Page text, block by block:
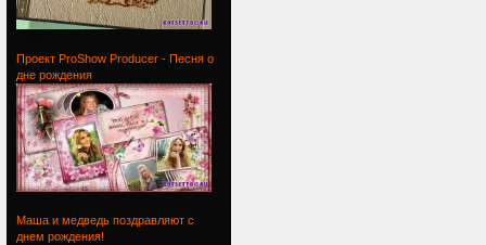
Проект ProShow Producer - Песня о
дне рождения
Маша и медведь поздравляют с
днем рождения!